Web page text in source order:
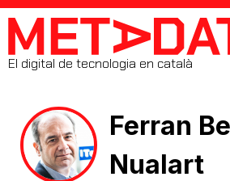
MetaData
El digital de tecnologia en català
Ferran
Nualart